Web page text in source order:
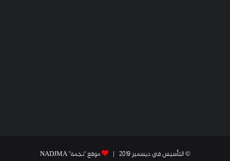
© التأسيس في ديسمبر 2019 | موقع "نجمة" NADJMA